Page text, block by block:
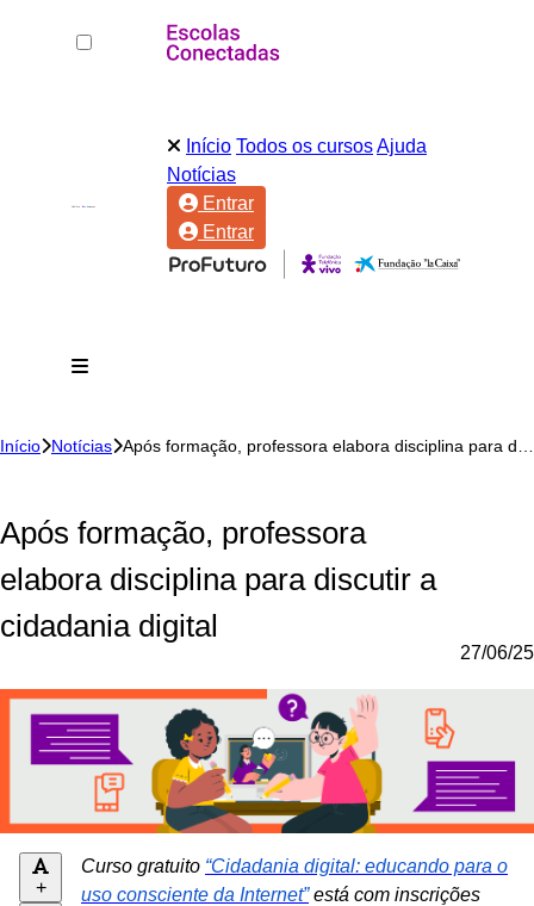
Início Todos os cursosAjuda
Notícias
Entrar
Entrar
Início Notícias
Após formação, professora
elabora disciplina para discutir a
cidadania digital
27/06/25
+
Curso gratuito “Cidadania digital: educando para o
uso consciente da Internet”está com inscrições